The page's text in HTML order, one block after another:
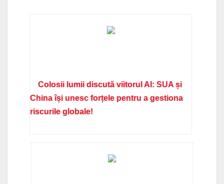
Colosii lumii discută viitorul AI: SUA și
China își unesc forțele pentru a gestiona
riscurile globale!